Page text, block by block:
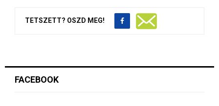
TETSZETT? OSZD MEG!
FACEBOOK